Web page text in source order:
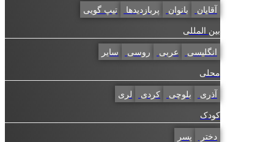
آقایان بانوان پربازدیدها تیپ گویی
بین المللی
انگلیسی عربی روسی سایر
محلی
آذری بلوچی کردی لری
کودک
دختر پسر